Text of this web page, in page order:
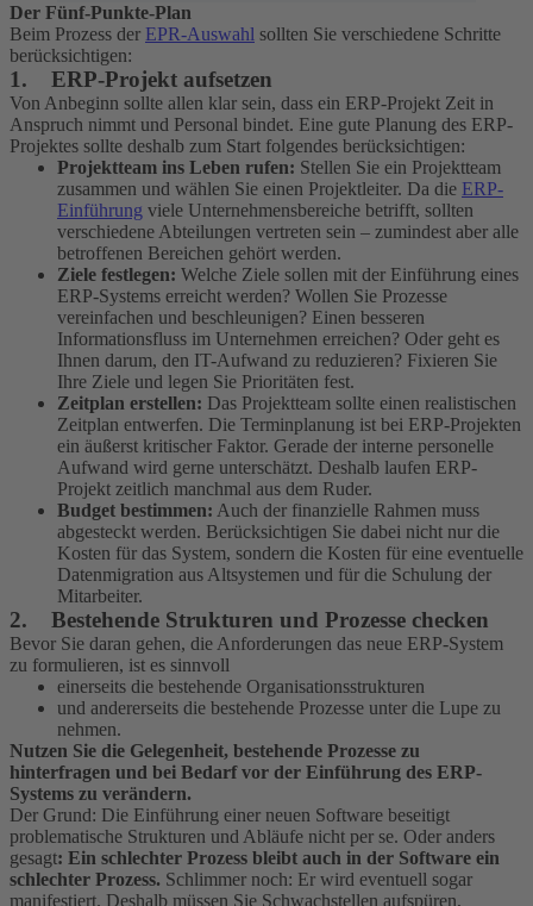
Der Fünf-Punkte-Plan
Beim Prozess der EPR-Auswahl sollten Sie verschiedene Schritte
berücksichtigen:
1. ERP-Projekt aufsetzen
Von Anbeginn sollte allen klar sein, dass ein ERP-Projekt Zeit in
Anspruch nimmt und Personal bindet. Eine gute Planung des ERP-
Projektes sollte deshalb zum Start folgendes berücksichtigen:
Projektteam ins Leben rufen: Stellen Sie ein Projektteam
zusammen und wählen Sie einen Projektleiter. Da die ERP-
Einführung viele Unternehmensbereiche betrifft, sollten
verschiedene Abteilungen vertreten sein – zumindest aber alle
betroffenen Bereichen gehört werden.
Ziele festlegen: Welche Ziele sollen mit der Einführung eines
ERP-Systems erreicht werden? Wollen Sie Prozesse
vereinfachen und beschleunigen? Einen besseren
Informationsfluss im Unternehmen erreichen? Oder geht es
Ihnen darum, den IT-Aufwand zu reduzieren? Fixieren Sie
Ihre Ziele und legen Sie Prioritäten fest.
Zeitplan erstellen: Das Projektteam sollte einen realistischen
Zeitplan entwerfen. Die Terminplanung ist bei ERP-Projekten
ein äußerst kritischer Faktor. Gerade der interne personelle
Aufwand wird gerne unterschätzt. Deshalb laufen ERP-
Projekt zeitlich manchmal aus dem Ruder.
Budget bestimmen: Auch der finanzielle Rahmen muss
abgesteckt werden. Berücksichtigen Sie dabei nicht nur die
Kosten für das System, sondern die Kosten für eine eventuelle
Datenmigration aus Altsystemen und für die Schulung der
Mitarbeiter.
2. Bestehende Strukturen und Prozesse checken
Bevor Sie daran gehen, die Anforderungen das neue ERP-System
zu formulieren, ist es sinnvoll
einerseits die bestehende Organisationsstrukturen
und andererseits die bestehende Prozesse unter die Lupe zu
nehmen.
Nutzen Sie die Gelegenheit, bestehende Prozesse zu
hinterfragen und bei Bedarf vor der Einführung des ERP-
Systems zu verändern.
Der Grund: Die Einführung einer neuen Software beseitigt
problematische Strukturen und Abläufe nicht per se. Oder anders
gesagt: Ein schlechter Prozess bleibt auch in der Software ein
schlechter Prozess. Schlimmer noch: Er wird eventuell sogar
manifestiert. Deshalb müssen Sie Schwachstellen aufspüren,